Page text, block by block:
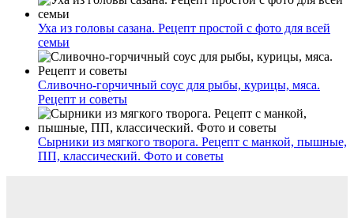
Уха из головы сазана. Рецепт простой с фото для всей
семьи
Сливочно-горчичный соус для рыбы, курицы, мяса.
Рецепт и советы
Сырники из мягкого творога. Рецепт с манкой, пышные,
ПП, классический. Фото и советы